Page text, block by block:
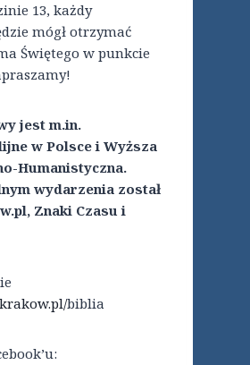
13, każdy
mógł otrzymać
Świętego w punkcie
jest m.in.
w Polsce i Wyższa
Humanistyczna.
wydarzenia został
Znaki Czasu i
biblia